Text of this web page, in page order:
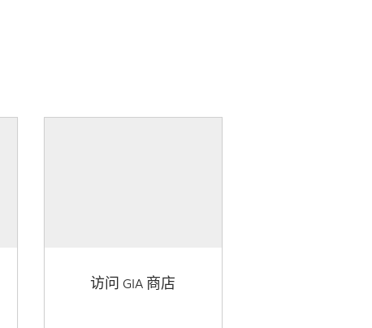
访问 GIA 商店